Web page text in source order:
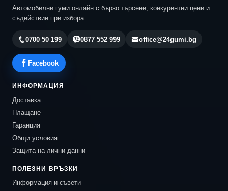
Автомобилни гуми онлайн с бързо търсене, конкурентни цени и
съдействие при избора.
0700 50 199 0877 552 999 office@24gumi.bg
Facebook
ИНФОРМАЦИЯ
Доставка
Плащане
Гаранция
Общи условия
Защита на лични данни
ПОЛЕЗНИ ВРЪЗКИ
Информация и съвети